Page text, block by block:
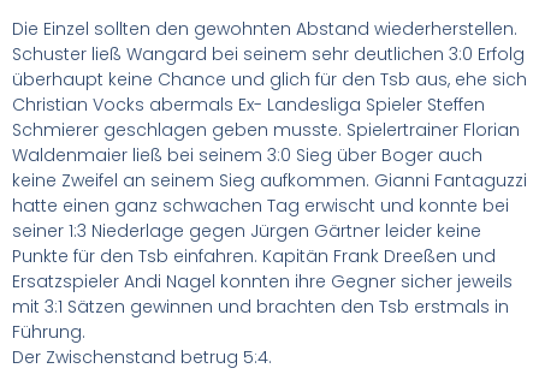
Die Einzel sollten den gewohnten Abstand wiederherstellen.
Schuster ließ Wangard bei seinem sehr deutlichen 3:0 Erfolg
überhaupt keine Chance und glich für den Tsb aus, ehe sich
Christian Vocks abermals Ex- Landesliga Spieler Steffen
Schmierer geschlagen geben musste. Spielertrainer Florian
Waldenmaier ließ bei seinem 3:0 Sieg über Boger auch
keine Zweifel an seinem Sieg aufkommen. Gianni Fantaguzzi
hatte einen ganz schwachen Tag erwischt und konnte bei
seiner 1:3 Niederlage gegen Jürgen Gärtner leider keine
Punkte für den Tsb einfahren. Kapitän Frank Dreeßen und
Ersatzspieler Andi Nagel konnten ihre Gegner sicher jeweils
mit 3:1 Sätzen gewinnen und brachten den Tsb erstmals in
Führung.
Der Zwischenstand betrug 5:4.